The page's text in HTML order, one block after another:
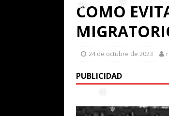
❅❅
❅
COMO
24 de octubre de 2023
PUBLICIDAD